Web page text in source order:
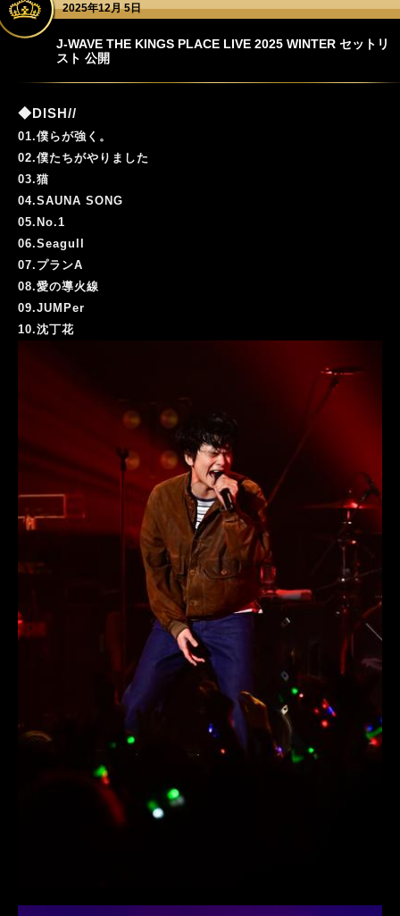
2025年12月 5日
J-WAVE THE KINGS PLACE LIVE 2025 WINTER セットリ
スト 公開
◆DISH//
01.僕らが強く。
02.僕たちがやりました
03.猫
04.SAUNA SONG
05.No.1
06.Seagull
07.プランA
08.愛の導火線
09.JUMPer
10.沈丁花